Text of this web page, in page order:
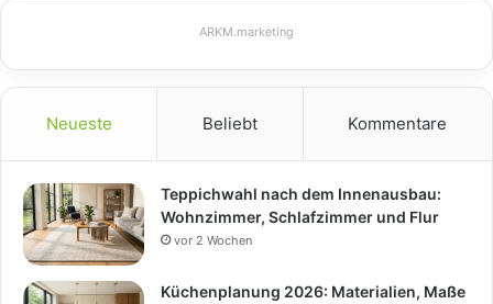
ARKM.marketing
Neueste Beliebt Kommentare
Teppichwahl nach dem Innenausbau:
Wohnzimmer, Schlafzimmer und Flur
vor 2 Wochen
Küchenplanung 2026: Materialien, Maße